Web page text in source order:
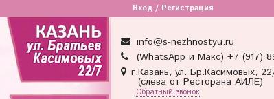
Вход / Регистрация
info@s-nezhnostyu.ru
(WhatsApp и Макс) +7 (917)
г.Казань, ул. Бр.Касимовых,
(слева от Ресторана АИЛЕ)
Обратный звонок